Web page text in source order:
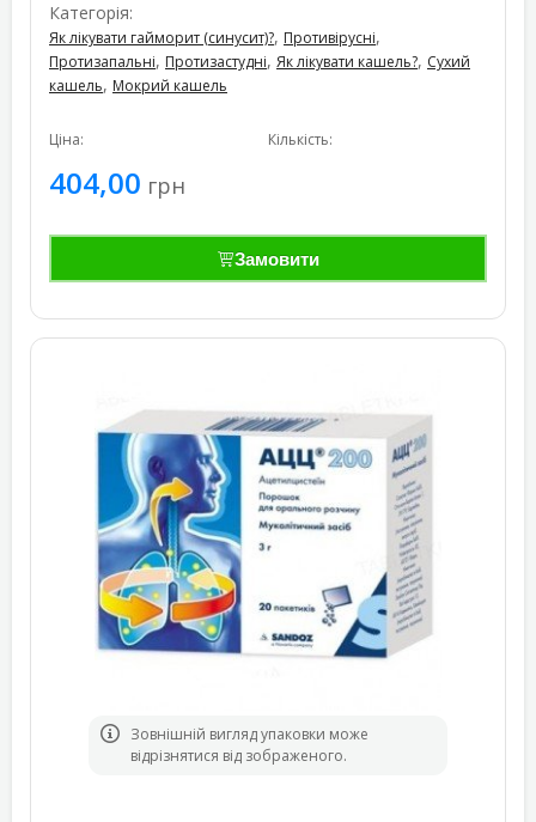
Категорія:
Як лікувати гайморит (синусит)?, Противірусні,
Протизапальні, Протизастудні, Як лікувати кашель?, Сухий
кашель, Мокрий кашель
Ціна:
404,00 грн
Кількість:
Замовити
Зовнішній вигляд упаковки може
відрізнятися від зображеного.